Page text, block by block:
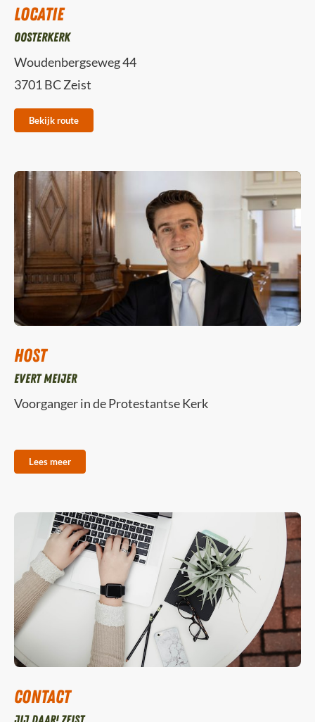
Locatie
Oosterkerk
Woudenbergseweg 44
3701 BC Zeist
Bekijk route
Host
Evert Meijer
Voorganger in de Protestantse Kerk
Lees meer
Contact